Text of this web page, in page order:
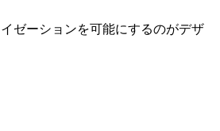
ゼーションを可能にするのがデザ